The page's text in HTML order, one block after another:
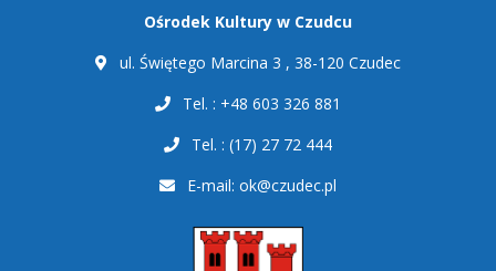
Ośrodek Kultury w Czudcu
ul. Świętego Marcina 3 , 38-120 Czudec
Tel. : +48 603 326 881
Tel. : (17) 27 72 444
E-mail: ok@czudec.pl